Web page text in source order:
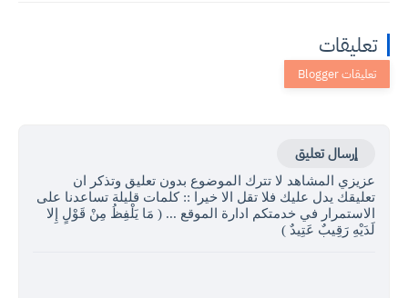
تعليقات
إرسال تعليق
عزيزي المشاهد لا تترك الموضوع بدون تعليق وتذكر ان
تعليقك يدل عليك فلا تقل الا خيرا :: كلمات قليلة تساعدنا على
الاستمرار في خدمتكم ادارة الموقع ... ( مَا يَلْفِظُ مِنْ قَوْلٍ إِلا
لَدَيْهِ رَقِيبٌ عَتِيدٌ )